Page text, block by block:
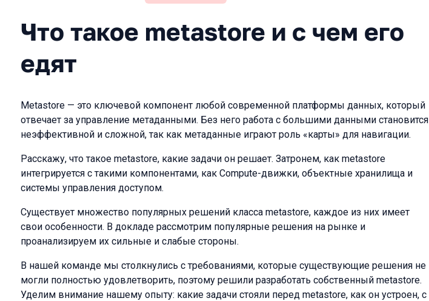
Что такое metastore и с чем его едят
Что такое metastore и с чем его
едят
Metastore — это ключевой компонент любой современной платформы данных, который
отвечает за управление метаданными. Без него работа с большими данными становится
неэффективной и сложной, так как метаданные играют роль «карты» для навигации.
Расскажу, что такое metastore, какие задачи он решает. Затронем, как metastore
интегрируется с такими компонентами, как Compute-движки, объектные хранилища и
системы управления доступом.
Существует множество популярных решений класса metastore, каждое из них имеет
свои особенности. В докладе рассмотрим популярные решения на рынке и
проанализируем их сильные и слабые стороны.
В нашей команде мы столкнулись с требованиями, которые существующие решения не
могли полностью удовлетворить, поэтому решили разработать собственный metastore.
Уделим внимание нашему опыту: какие задачи стояли перед metastore, как он устроен, с